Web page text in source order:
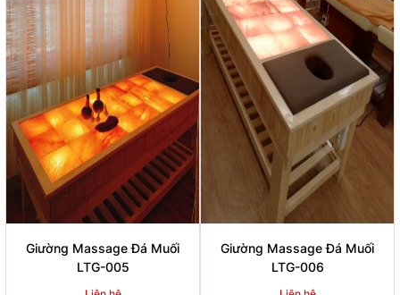
Giường Massage Đá Muối
LTG-005
Giường Massage Đá Muối
LTG-006